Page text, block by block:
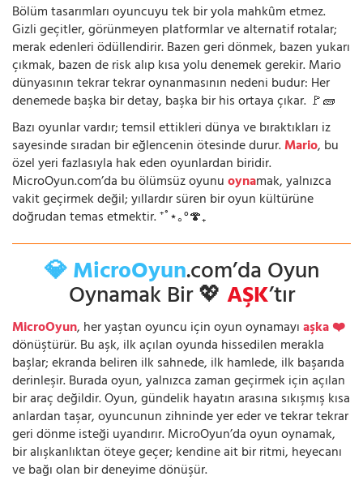
Bölüm tasarımları oyuncuyu tek bir yola mahkûm etmez.
Gizli geçitler, görünmeyen platformlar ve alternatif rotalar;
merak edenleri ödüllendirir. Bazen geri dönmek, bazen yukarı
çıkmak, bazen de risk alıp kısa yolu denemek gerekir. Mario
dünyasının tekrar tekrar oynanmasının nedeni budur: Her
denemede başka bir detay, başka bir his ortaya çıkar. 🚩🧱
Bazı oyunlar vardır; temsil ettikleri dünya ve bıraktıkları iz
sayesinde sıradan bir eğlencenin ötesinde durur.Mario, bu
özel yeri fazlasıyla hak eden oyunlardan biridir.
MicroOyun.com’da bu ölümsüz oyunuoynamak, yalnızca
vakit geçirmek değil; yıllardır süren bir oyun kültürüne
doğrudan temas etmektir. ⁺˚⋆｡°🍄₊
💎 MicroOyun.com’da Oyun
Oynamak Bir 💖AŞK’tır
MicroOyun, her yaştan oyuncu için oyun oynamayıaşka ❤️
dönüştürür. Bu aşk, ilk açılan oyunda hissedilen merakla
başlar; ekranda beliren ilk sahnede, ilk hamlede, ilk başarıda
derinleşir. Burada oyun, yalnızca zaman geçirmek için açılan
bir araç değildir. Oyun, gündelik hayatın arasına sıkışmış kısa
anlardan taşar, oyuncunun zihninde yer eder ve tekrar tekrar
geri dönme isteği uyandırır. MicroOyun’da oyun oynamak,
bir alışkanlıktan öteye geçer; kendine ait bir ritmi, heyecanı
ve bağı olan bir deneyime dönüşür.